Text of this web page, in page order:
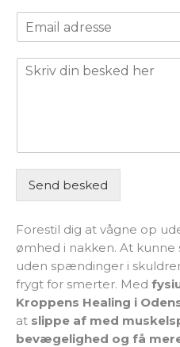
*
*
m
s
k
e
d
h
e
r
*
Send besked
Forestil dig at vågne op
ømhed i nakken. At
uden spændinger i
frygt for smerter. Med
Kroppens Healing i
at slippe af med
bevægelighed og få